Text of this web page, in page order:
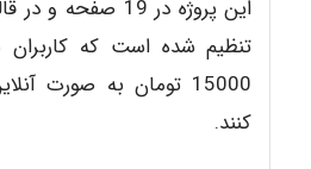
تنظیم شده است که کاربران
15000 تومان به صورت
کنند.